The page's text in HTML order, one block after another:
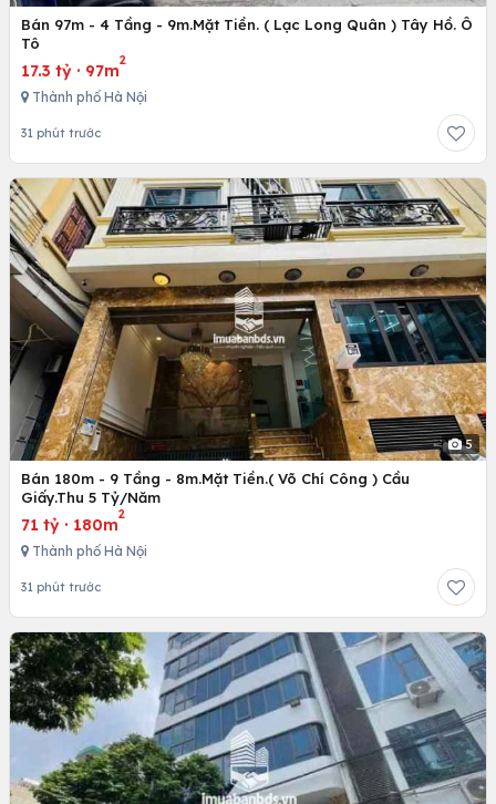
Bán 97m - 4 Tầng - 9m.Mặt Tiền. ( Lạc Long Quân ) Tây Hồ. Ô
Tô
17.3 tỷ · 97m
2
Thành phố Hà Nội
31 phút trước
5
Bán 180m - 9 Tầng - 8m.Mặt Tiền.( Võ Chí Công ) Cầu
Giấy.Thu 5 Tỷ/Năm
71 tỷ · 180m
2
Thành phố Hà Nội
31 phút trước